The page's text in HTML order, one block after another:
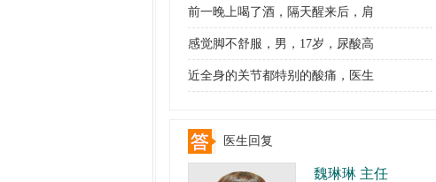
前一晚上喝了酒，隔天醒来后，肩
感觉脚不舒服，男，17岁，尿酸高
近全身的关节都特别的酸痛，医生
医生回复
魏琳琳 主任